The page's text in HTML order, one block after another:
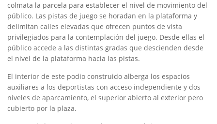
colmata la parcela para establecer el nivel de movimiento del
público. Las pistas de juego se horadan en la plataforma y
delimitan calles elevadas que ofrecen puntos de vista
privilegiados para la contemplación del juego. Desde ellas el
público accede a las distintas gradas que descienden desde
el nivel de la plataforma hacia las pistas.
El interior de este podio construido alberga los espacios
auxiliares a los deportistas con acceso independiente y dos
niveles de aparcamiento, el superior abierto al exterior pero
cubierto por la plaza.